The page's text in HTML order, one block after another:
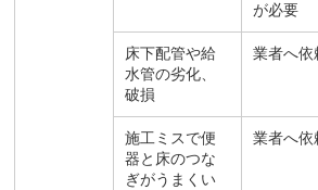
が必要
床下配管や給
水管の劣化、
破損
業者へ依
施工ミスで便
器と床のつな
ぎがうまくい
業者へ依